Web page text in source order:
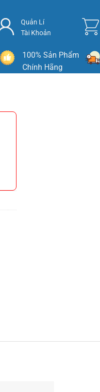
Quản Lí
Tài Khoản
100% Sản Phẩm
Chính Hãng